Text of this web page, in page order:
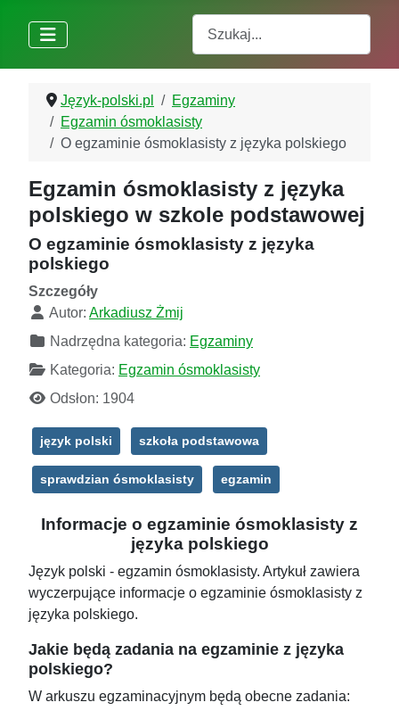
Język-polski.pl
Egzaminy
Egzamin ósmoklasisty
O egzaminie ósmoklasisty z języka polskiego
Egzamin ósmoklasisty z języka
polskiego w szkole podstawowej
O egzaminie ósmoklasisty z języka
polskiego
Szczegóły
Autor: Arkadiusz Żmij
Nadrzędna kategoria: Egzaminy
Kategoria: Egzamin ósmoklasisty
Odsłon: 1904
język polski szkoła podstawowa
sprawdzian ósmoklasisty egzamin
Informacje o egzaminie ósmoklasisty z
języka polskiego
Język polski - egzamin ósmoklasisty. Artykuł zawiera
wyczerpujące informacje o egzaminie ósmoklasisty z
języka polskiego.
Jakie będą zadania na egzaminie z języka
polskiego?
W arkuszu egzaminacyjnym będą obecne zadania: